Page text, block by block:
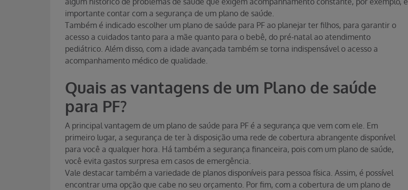
importante contar com a segurança de um plano de saúde.
Também é indicado escolher um plano de saúde para PF ao planejar ter filhos, para garantir o
acesso a cuidados tanto para a mãe quanto para o bebê, do pré-natal ao atendimento
pediátrico. Além disso, com a idade avançada também se torna indispensável o acesso a
acompanhamento médico de qualidade.
Quais as vantagens de um Plano de saúde
para PF?
A principal vantagem de um plano de saúde para PF é a segurança que vem com ele. Em
primeiro lugar, a segurança de ter à disposição uma rede de cobertura abrangente disponível
para você a qualquer hora. Há também a segurança financeira, pois com um plano de saúde,
você evita gastos surpresa em casos de emergência.
Vale destacar também a variedade de planos disponíveis para pessoa física. Assim, é possível
encontrar uma opção que cabe no seu orçamento. Por fim, com a cobertura de um plano de